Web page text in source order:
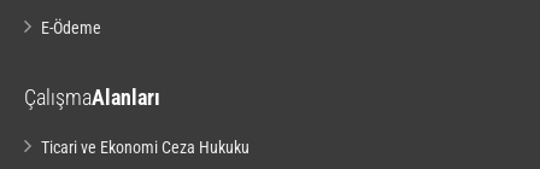
E-Ödeme
ÇalışmaAlanları
Ticari ve Ekonomi Ceza Hukuku